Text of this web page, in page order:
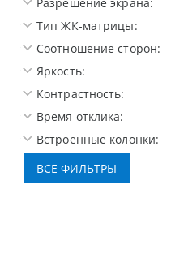
Разрешение экрана:
Тип ЖК-матрицы:
Соотношение сторон:
Яркость:
Контрастность:
Время отклика:
Встроенные колонки: